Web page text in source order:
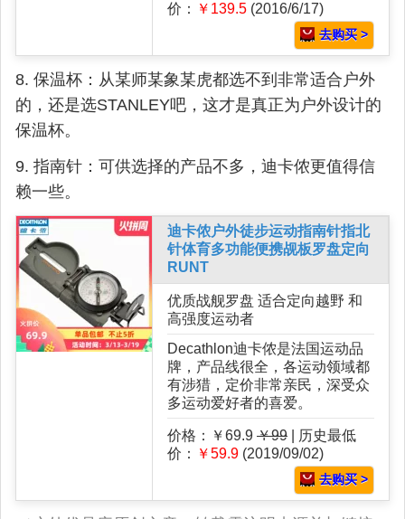
价：
￥139.5 (2016/6/17)
去购买 >
8. 保温杯：从某师某象某虎都选不到非常适合户外
的，还是选STANLEY吧，这才是真正为户外设计的
保温杯。
9. 指南针：可供选择的产品不多，迪卡侬更值得信
赖一些。
迪卡侬户外徒步运动指南针指北
针体育多功能便携觇板罗盘定向
RUNT
优质战舰罗盘 适合定向越野 和
高强度运动者
Decathlon迪卡侬是法国运动品
牌，产品线很全，各运动领域都
有涉猎，定价非常亲民，深受众
多运动爱好者的喜爱。
价格：￥69.9 ￥99 | 历史最低
价：
￥59.9 (2019/09/02)
去购买 >